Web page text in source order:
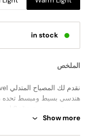
in stock
الملخص
هندسي بسيط ومبسط تحده
Show more